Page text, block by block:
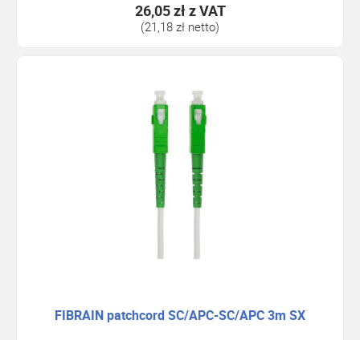
26,05 złz VAT
(21,18 zł netto)
FIBRAIN patchcord SC/APC-SC/APC 3m SX